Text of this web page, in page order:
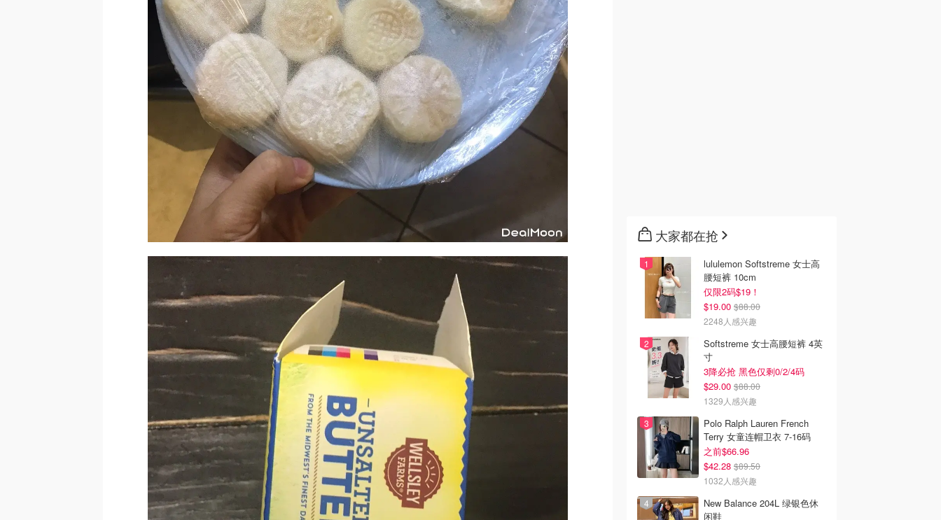
大家都在抢
lululemon Softstreme 女士高
腰短裤 10cm
仅限2码$19！
$19.00 $88.00
2248人感兴趣
Softstreme 女士高腰短裤 4英
寸
3降必抢 黑色仅剩0/2/4码
$29.00 $88.00
1329人感兴趣
Polo Ralph Lauren French
Terry 女童连帽卫衣 7-16码
之前$66.96
$42.28 $89.50
1032人感兴趣
New Balance 204L 绿银色休
闲鞋